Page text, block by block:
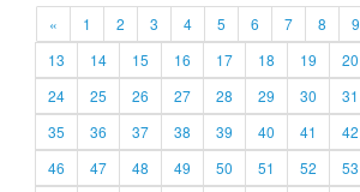
« 1 2 3 4 5 6 7 8 9
13
14 15 16 17 18 19 20
24
25 26 27 28 29 30 31
35
36 37 38 39 40 41 42
46
47 48 49 50 51 52 53